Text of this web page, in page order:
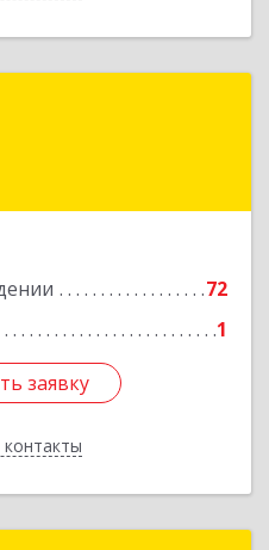
72
1
заявку
Респ (Татарстан),
Подробнее
заявку